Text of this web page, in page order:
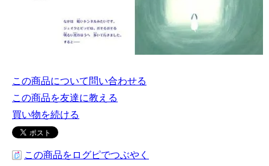
この商品について問い合わせる
この商品を友達に教える
買い物を続ける
この商品をログピでつぶやく